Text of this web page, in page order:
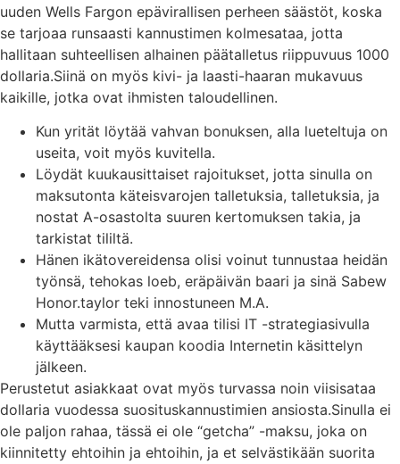
uuden Wells Fargon epävirallisen perheen säästöt, koska
se tarjoaa runsaasti kannustimen kolmesataa, jotta
hallitaan suhteellisen alhainen päätalletus riippuvuus 1000
dollaria.Siinä on myös kivi- ja laasti-haaran mukavuus
kaikille, jotka ovat ihmisten taloudellinen.
Kun yrität löytää vahvan bonuksen, alla lueteltuja on
useita, voit myös kuvitella.
Löydät kuukausittaiset rajoitukset, jotta sinulla on
maksutonta käteisvarojen talletuksia, talletuksia, ja
nostat A-osastolta suuren kertomuksen takia, ja
tarkistat tililtä.
Hänen ikätovereidensa olisi voinut tunnustaa heidän
työnsä, tehokas loeb, eräpäivän baari ja sinä Sabew
Honor.taylor teki innostuneen M.A.
Mutta varmista, että avaa tilisi IT -strategiasivulla
käyttääksesi kaupan koodia Internetin käsittelyn
jälkeen.
Perustetut asiakkaat ovat myös turvassa noin viisisataa
dollaria vuodessa suosituskannustimien ansiosta.Sinulla ei
ole paljon rahaa, tässä ei ole “getcha” -maksu, joka on
kiinnitetty ehtoihin ja ehtoihin, ja et selvästikään suorita